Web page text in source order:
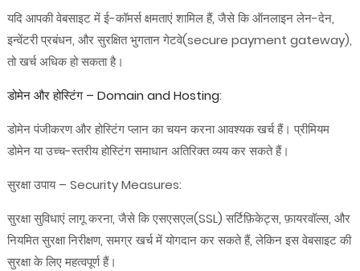
यदि आपकी वेबसाइट में ई-कॉमर्स क्षमताएं शामिल हैं, जैसे कि ऑनलाइन लेन-देन,
इन्वेंटरी प्रबंधन, और सुरक्षित भुगतान गेटवे(secure payment gateway),
तो खर्च अधिक हो सकता है।
डोमेन और होस्टिंग – Domain and Hosting:
डोमेन पंजीकरण और होस्टिंग प्लान का चयन करना आवश्यक खर्च हैं। प्रीमियम
डोमेन या उच्च-स्तरीय होस्टिंग समाधान अतिरिक्त व्यय कर सकते हैं।
सुरक्षा उपाय – Security Measures:
सुरक्षा सुविधाएं लागू करना, जैसे कि एसएसएल(SSL) सर्टिफ़िकेट्स, फ़ायरवॉल्स, और
नियमित सुरक्षा निरीक्षण, समग्र खर्च में योगदान कर सकते हैं, लेकिन इस वेबसाइट की
सुरक्षा के लिए महत्वपूर्ण हैं।